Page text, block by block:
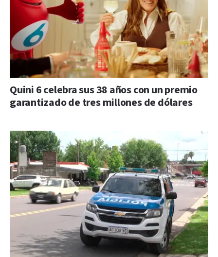
Quini 6 celebra sus 38 años con un premio
garantizado de tres millones de dólares